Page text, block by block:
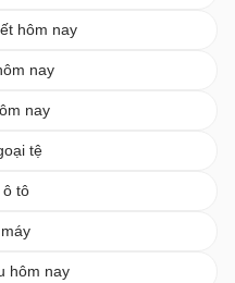
hôm nay
nay
nay
tệ
ô tô
hôm nay